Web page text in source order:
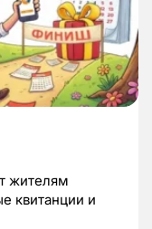
жителям
квитанции и